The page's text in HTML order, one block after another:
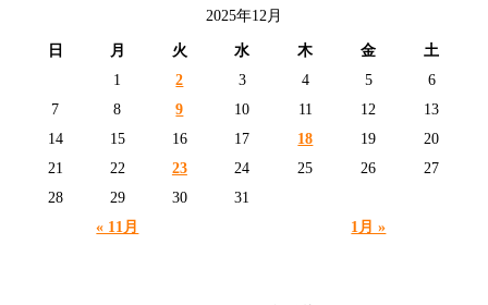
2025年12月
日 月 火 水 木 金 土
« 11月 1月 »
1 2 3 4 5
6
7
8 9 10 11 12
13
14
15 16 17 18 19
20
21
22 23 24 25 26
27
28
29 30 31